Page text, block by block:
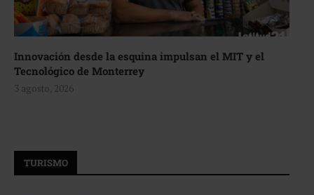
Innovación desde la esquina impulsan el MIT y el
Tecnológico de Monterrey
3 agosto, 2026
TURISMO